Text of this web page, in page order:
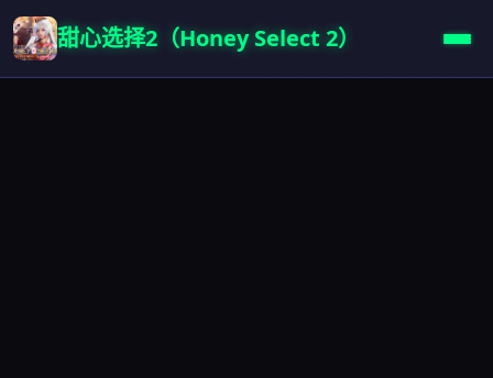
甜心选择2（Honey Select 2）